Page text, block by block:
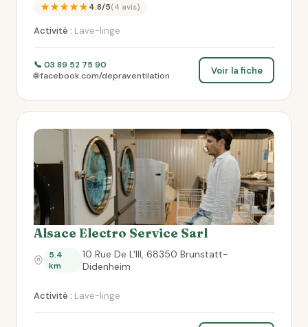
★★★★★4.8/5(4 avis)
Activité : Lave-linge
📞 03 89 52 75 90
🌐 facebook.com/depraventilation
Voir la fiche
Alsace Electro Service Sarl
5.4
km
10 Rue De L'Ill, 68350 Brunstatt-
Didenheim
Activité : Lave-linge